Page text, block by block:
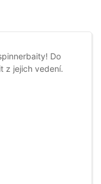
Do
z jejich vedení.